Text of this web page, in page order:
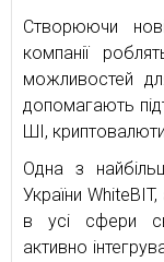
Створюючи нові
компанії
можливостей для
допомагають
ШІ,
Одна з
України
в усі сфери
активно